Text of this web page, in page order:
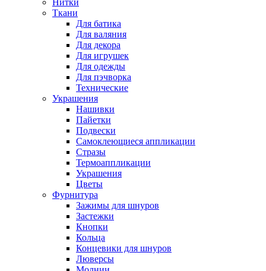
Нитки
Ткани
Для батика
Для валяния
Для декора
Для игрушек
Для одежды
Для пэчворка
Технические
Украшения
Нашивки
Пайетки
Подвески
Самоклеющиеся аппликации
Стразы
Термоаппликации
Украшения
Цветы
Фурнитура
Зажимы для шнуров
Застежки
Кнопки
Кольца
Концевики для шнуров
Люверсы